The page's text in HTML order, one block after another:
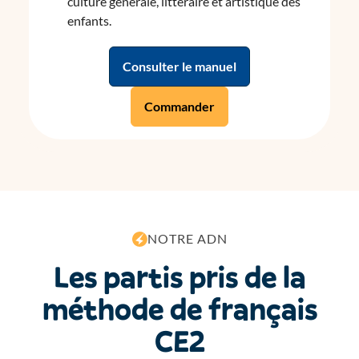
enfants.
Consulter le manuel
Commander
NOTRE ADN
Lespartisprisdela
méthodedefrançais
CE2